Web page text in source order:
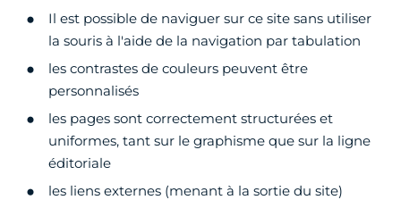
Il est possible de naviguer sur ce site sans utiliser
la souris à l'aide de la navigation par tabulation
les contrastes de couleurs peuvent être
personnalisés
les pages sont correctement structurées et
uniformes, tant sur le graphisme que sur la ligne
éditoriale
les liens externes (menant à la sortie du site)